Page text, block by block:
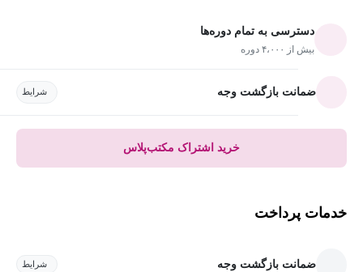
دسترسی به تمام دوره‌ها
بیش از ۴،۰۰۰ دوره
ضمانت بازگشت وجه شرایط
خرید اشتراک مکتب‌پلاس
خدمات پرداخت
ضمانت بازگشت وجه شرایط